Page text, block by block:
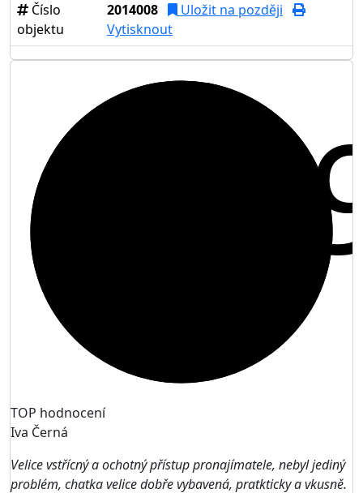
Číslo
objektu
2014008
Uložit na později
Vytisknout
TOP hodnocení
Iva Černá
Velice vstřícný a ochotný přístup pronajímatele, nebyl jediný
problém, chatka velice dobře vybavená, pratkticky a vkusně.